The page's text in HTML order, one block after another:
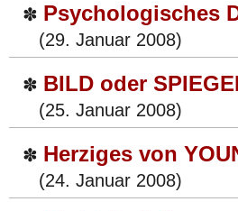
✽ Psychologisches
(29. Januar 2008)
✽ BILD oder
(25. Januar 2008)
✽ Herziges von
(24. Januar 2008)